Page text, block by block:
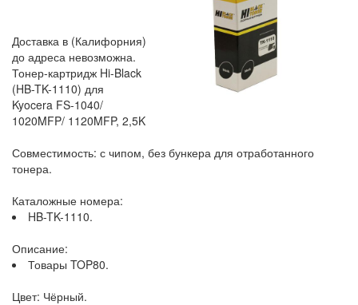
Доставка в (Калифорния)
до адреса невозможна.
Тонер-картридж Hi-Black
(HB-TK-1110) для
Kyocera FS-1040/
1020MFP/ 1120MFP, 2,5K
Совместимость: с чипом, без бункера для отработанного
тонера.
Каталожные номера:
HB-TK-1110.
Описание:
Товары TOP80.
Цвет: Чёрный.